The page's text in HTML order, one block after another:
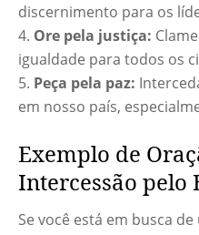
discernimento para os
Ore pela justiça:
igualdade para todos os
Peça pela paz:
em nosso país,
Exemplo de
Intercessão pelo
Se você está em busca